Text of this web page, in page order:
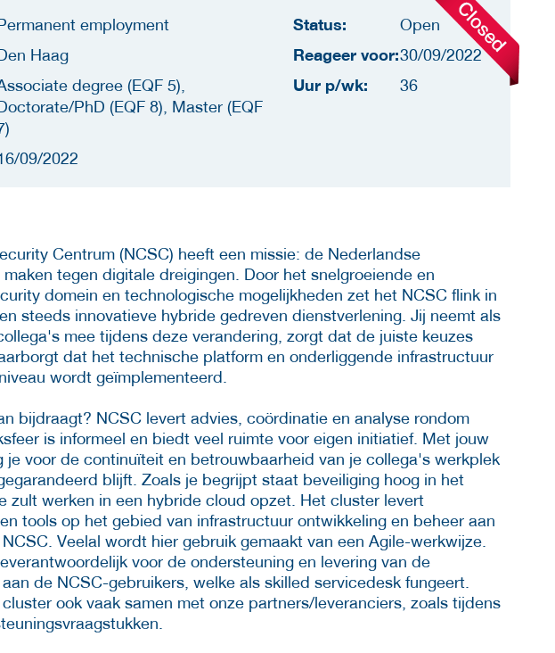
employment
Haag
degree (EQF 5),
PhD (EQF 8), Master (EQF
09/2022
Status: Open
Reageer voor:30/09/2022
Uur p/wk: 36
Centrum (NCSC) heeft een missie: de Nederlandse
tegen digitale dreigingen. Door het snelgroeiende en
domein en technologische mogelijkheden zet het NCSC flink in
steeds innovatieve hybride gedreven dienstverlening. Jij neemt als
mee tijdens deze verandering, zorgt dat de juiste keuzes
dat het technische platform en onderliggende infrastructuur
wordt geïmplementeerd.
bijdraagt? NCSC levert advies, coördinatie en analyse rondom
is informeel en biedt veel ruimte voor eigen initiatief. Met jouw
je voor de continuïteit en betrouwbaarheid van je collega's werkplek
blijft. Zoals je begrijpt staat beveiliging hoog in het
zult werken in een hybride cloud opzet. Het cluster levert
tools op het gebied van infrastructuur ontwikkeling en beheer aan
Veelal wordt hier gebruik gemaakt van een Agile-werkwijze.
voor de ondersteuning en levering van de
de NCSC-gebruikers, welke als skilled servicedesk fungeert.
ook vaak samen met onze partners/leveranciers, zoals tijdens